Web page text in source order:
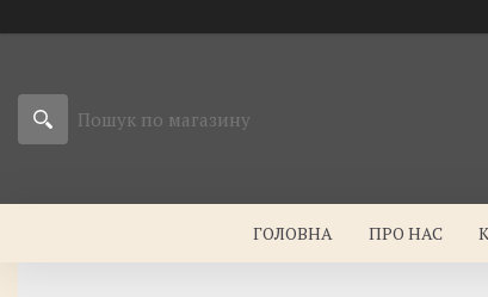
ГОЛОВНА ПРО НАС